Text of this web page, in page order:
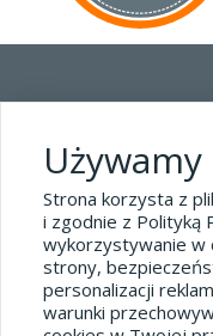
Polityka
Strona korzysta z
i zgodnie z Polityką
wykorzystywanie w
strony,
personalizacji
warunki